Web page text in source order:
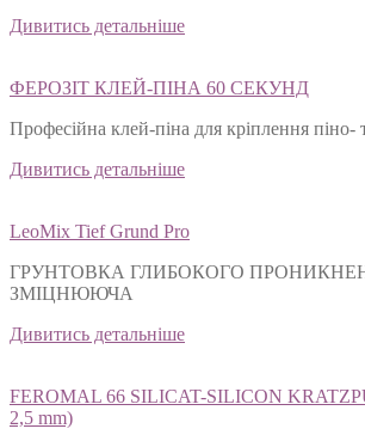
Дивитись детальніше
ФЕРОЗІТ КЛЕЙ-ПІНА 60 СЕКУНД
Професійна клей-піна для кріплення піно-
Дивитись детальніше
LeoMix Tief Grund Pro
ГРУНТОВКА ГЛИБОКОГО
ЗМІЦНЮЮЧА
Дивитись детальніше
FEROMAL 66 SILICAT-SILICON
2,5 mm)